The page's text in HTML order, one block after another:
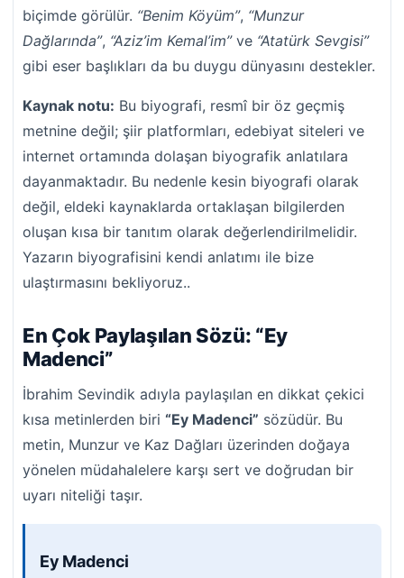
biçimde görülür. “Benim Köyüm”, “Munzur
Dağlarında”, “Aziz’im Kemal’im”ve “Atatürk Sevgisi”
gibi eser başlıkları da bu duygu dünyasını destekler.
Kaynak notu: Bu biyografi, resmî bir öz geçmiş
metnine değil; şiir platformları, edebiyat siteleri ve
internet ortamında dolaşan biyografik anlatılara
dayanmaktadır. Bu nedenle kesin biyografi olarak
değil, eldeki kaynaklarda ortaklaşan bilgilerden
oluşan kısa bir tanıtım olarak değerlendirilmelidir.
Yazarın biyografisini kendi anlatımı ile bize
ulaştırmasını bekliyoruz..
En Çok Paylaşılan Sözü: “Ey
Madenci”
İbrahim Sevindik adıyla paylaşılan en dikkat çekici
kısa metinlerden biri “Ey Madenci” sözüdür. Bu
metin, Munzur ve Kaz Dağları üzerinden doğaya
yönelen müdahalelere karşı sert ve doğrudan bir
uyarı niteliği taşır.
Ey Madenci